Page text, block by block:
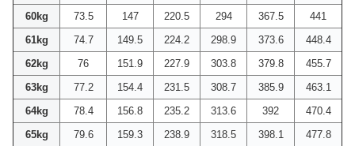
60kg
73.5 147 220.5 294 367.5
441
61kg
74.7 149.5 224.2 298.9 373.6
448.4
62kg
76 151.9 227.9 303.8 379.8
455.7
63kg
77.2 154.4 231.5 308.7 385.9
463.1
64kg
78.4 156.8 235.2 313.6 392
470.4
65kg
79.6 159.3 238.9 318.5 398.1
477.8